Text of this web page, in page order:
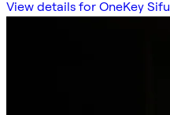
View details for OneKey Sifu